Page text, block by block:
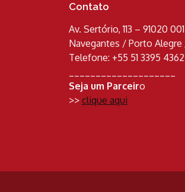
Contato
Av. Sertório, 113 – 91020 001
Navegantes / Porto Alegre
Telefone: +55 51 3395 4362
Seja um Parceiro
>> clique aqui